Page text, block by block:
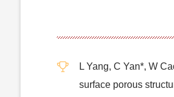
L Yang, C Yan*, W
surface porous